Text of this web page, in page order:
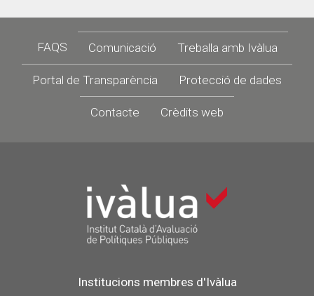
Footer
FAQS Comunicació Treballa amb Ivàlua
Portal de Transparència Protecció de dades
Contacte Crèdits web
Institucions membres d'Ivàlua